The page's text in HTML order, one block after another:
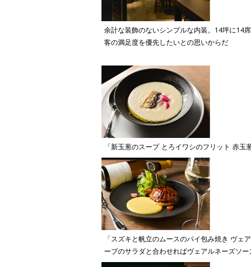
余計な装飾のないシンプルな内装。14坪に14
客の満足度を優先したいとの思いからだ
「新玉葱のスープ とろイワシのフリット 赤
「スズキと帆立のムースのパイ包み焼き ヴ
ーブのサラダと合わせればヴェアルネーズソ